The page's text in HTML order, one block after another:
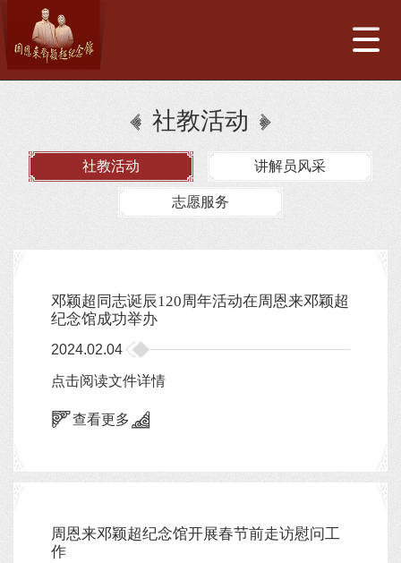
社教活动
社教活动 讲解员风采
志愿服务
邓颖超同志诞辰120周年活动在周恩来邓颖超
纪念馆成功举办
2024.02.04
点击阅读文件详情
查看更多
周恩来邓颖超纪念馆开展春节前走访慰问工
作